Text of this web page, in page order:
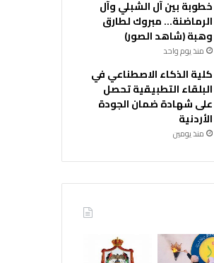
خطوبة بين آل الشبلي وآل
الرماضنة… مبروك لطارق
وهبة (شاهد الصور)
منذ يوم واحد
كلية الذكاء الاصطناعي في
البلقاء التطبيقية تحصل
على شهادة ضمان الجودة
الأردنية
منذ يومين